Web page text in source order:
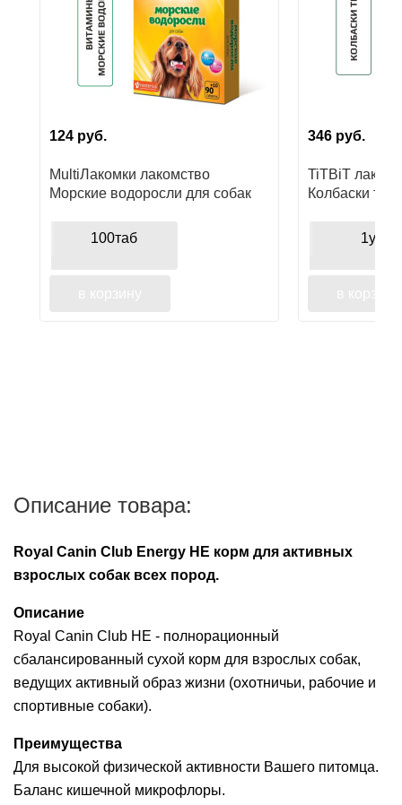
124 руб.
MultiЛакомки лакомство
Морские водоросли для собак
100таб
346 руб.
TiTBiT
Колбаски
1уп
Описание товара:
Royal Canin Club Energy HE корм для активных
взрослых собак всех пород.
Описание
Royal Canin Club HE - полнорационный
сбалансированный сухой корм для взрослых собак,
ведущих активный образ жизни (охотничьи, рабочие и
спортивные собаки).
Преимущества
Для высокой физической активности Вашего питомца.
Баланс кишечной микрофлоры.